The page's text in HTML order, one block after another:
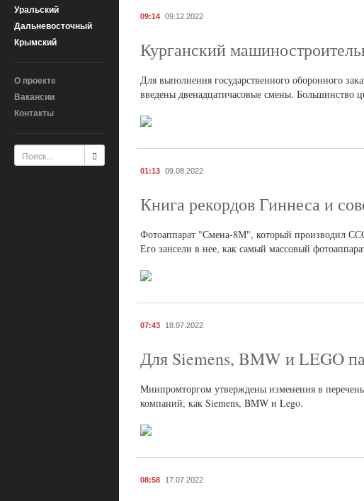
Уральский
Дальневосточный
Крымский
О проекте
Вакансии
Контакты
09:14 09.12.2022
Курганский
Для выполнения государственного оборонного
введены двенадцатичасовые смены. Большинство
01:13 09.08.2022
Книга рекордов Гиннеса и
Фотоаппарат "Смена-8М", который производил
Его зансели в нее, как самый массовый
07:43 18.07.2022
Для Siemens, BMW и LEGO
Минпромторгом утверждены изменения в
компаний, как Siemens, BMW и Lego.
08:58 17.07.2022